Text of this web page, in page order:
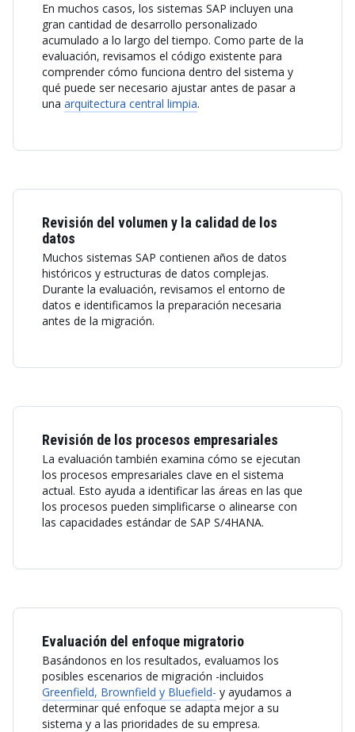
En muchos casos, los sistemas SAP incluyen una
gran cantidad de desarrollo personalizado
acumulado a lo largo del tiempo. Como parte de la
evaluación, revisamos el código existente para
comprender cómo funciona dentro del sistema y
qué puede ser necesario ajustar antes de pasar a
una arquitectura central limpia.
Revisión del volumen y la calidad de los
datos
Muchos sistemas SAP contienen años de datos
históricos y estructuras de datos complejas.
Durante la evaluación, revisamos el entorno de
datos e identificamos la preparación necesaria
antes de la migración.
Revisión de los procesos empresariales
La evaluación también examina cómo se ejecutan
los procesos empresariales clave en el sistema
actual. Esto ayuda a identificar las áreas en las que
los procesos pueden simplificarse o alinearse con
las capacidades estándar de SAP S/4HANA.
Evaluación del enfoque migratorio
Basándonos en los resultados, evaluamos los
posibles escenarios de migración -incluidos
Greenfield, Brownfield y Bluefield- y ayudamos a
determinar qué enfoque se adapta mejor a su
sistema y a las prioridades de su empresa.